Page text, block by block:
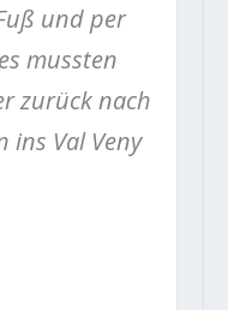
und per
mussten
zurück nach
ins Val Veny